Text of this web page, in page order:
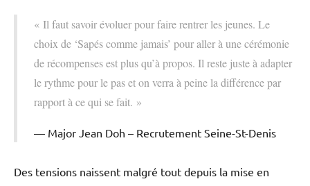
« Il faut savoir évoluer pour faire rentrer les jeunes. Le
choix de ‘Sapés comme jamais’ pour aller à une cérémonie
de récompenses est plus qu’à propos. Il reste juste à adapter
le rythme pour le pas et on verra à peine la différence par
rapport à ce qui se fait. »
Major Jean Doh – Recrutement Seine-St-Denis
Des tensions naissent malgré tout depuis la mise en